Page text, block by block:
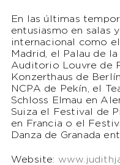
En las últimas
entusiasmo en salas
internacional como
Madrid, el Palau de
Auditorio Louvre de
Konzerthaus de
NCPA de Pekín, el
Schloss Elmau en
Suiza el Festival de
en Francia o el
Danza de Granada
Website: